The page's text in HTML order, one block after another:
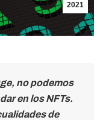
2021
no podemos
en los NFTs.
de